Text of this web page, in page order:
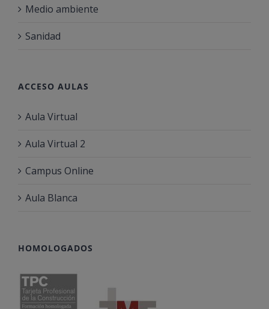
Medio ambiente
Sanidad
ACCESO AULAS
Aula Virtual
Aula Virtual 2
Campus Online
Aula Blanca
HOMOLOGADOS